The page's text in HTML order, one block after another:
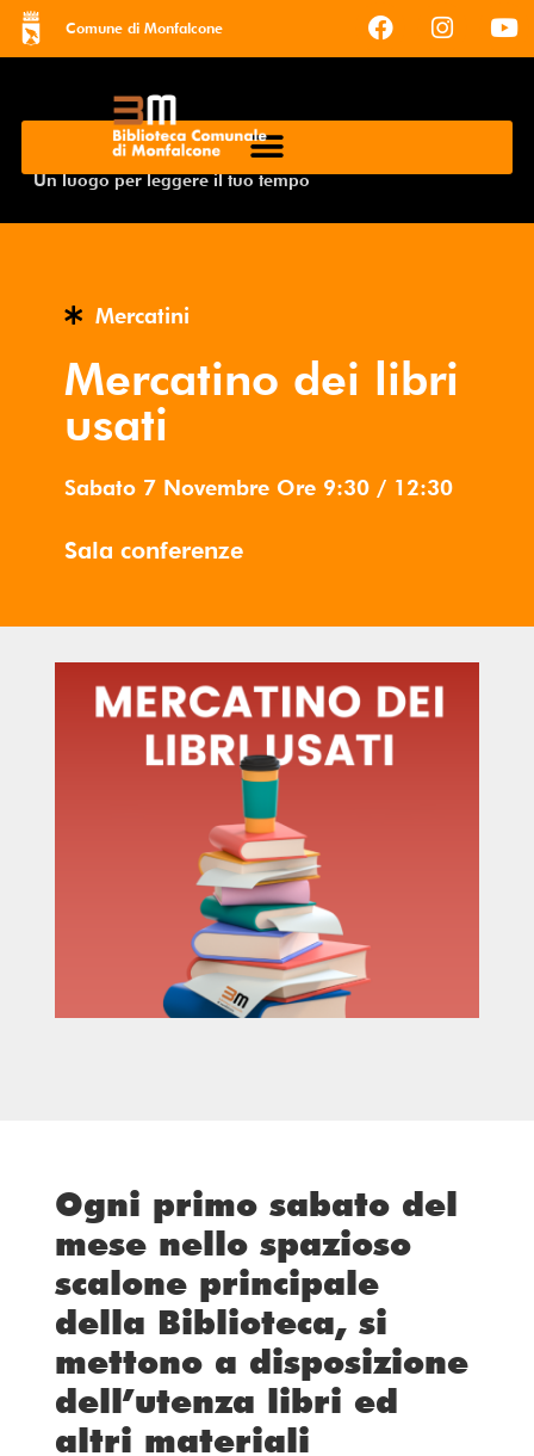
Comune di Monfalcone
Un luogo per leggere il tuo tempo
Mercatini
Mercatino dei libri
usati
Sabato 7 Novembre Ore 9:30 / 12:30
Sala conferenze
Ogni primo sabato del
mese nello spazioso
scalone principale
della Biblioteca, si
mettono a disposizione
dell’utenza libri ed
altri materiali